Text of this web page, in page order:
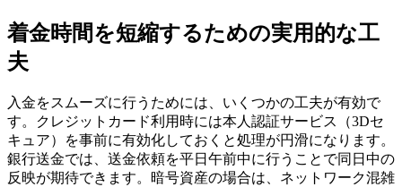
着金時間を短縮するための実用的な工
夫
入金をスムーズに行うためには、いくつかの工夫が有効で
す。クレジットカード利用時には本人認証サービス（3Dセ
キュア）を事前に有効化しておくと処理が円滑になります。
銀行送金では、送金依頼を平日午前中に行うことで同日中の
反映が期待できます。暗号資産の場合は、ネットワーク混雑